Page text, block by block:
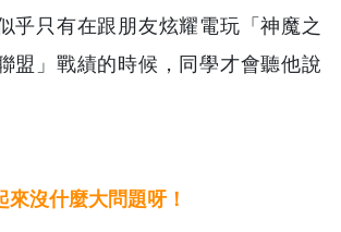
乎只有在跟朋友炫耀電玩「神魔之
盟」戰績的時候，同學才會聽他說
沒什麼大問題呀！